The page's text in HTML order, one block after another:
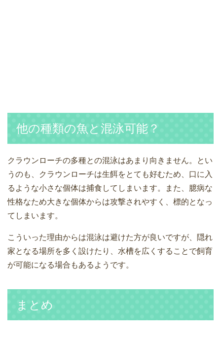
他の種類の魚と混泳可能？
クラウンローチの多種との混泳はあまり向きません。とい
うのも、クラウンローチは生餌をとても好むため、口に入
るような小さな個体は捕食してしまいます。また、臆病な
性格なため大きな個体からは攻撃されやすく、標的となっ
てしまいます。
こういった理由からは混泳は避けた方が良いですが、隠れ
家となる場所を多く設けたり、水槽を広くすることで飼育
が可能になる場合もあるようです。
まとめ